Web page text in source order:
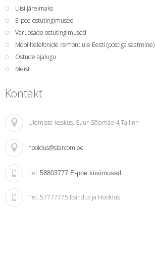
Liisi järelmaks
E-poe ostutingimused
Varuosade ostutingimused
Mobiiltelefonide remont üle Eesti (postiga saatmine)
Ostude ajalugu
Meist
Kontakt
Ülemiste keskus, Suur-Sõjamäe 4,Tallinn
hooldus@starcom.ee
Tel.:58803777 E-poe küsimused
Tel.:57777775 Esindus ja Hooldus